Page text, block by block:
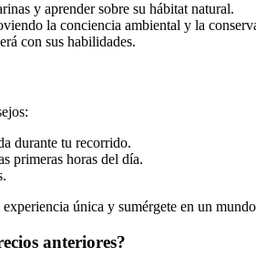
y aprender sobre su hábitat natural.
la conciencia ambiental y la
con sus habilidades.
durante tu recorrido.
primeras horas del día.
única y sumérgete en un
anteriores?